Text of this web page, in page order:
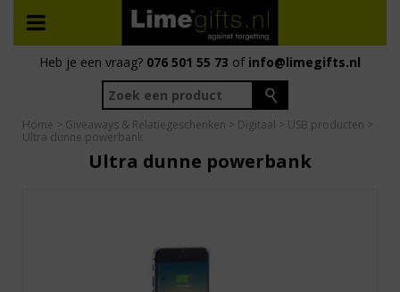
Heb je een vraag? 076 501 55 73 of info@limegifts.nl
Home > Giveaways & Relatiegeschenken > Digitaal > USB producten >
Ultra dunne powerbank
Ultra dunne powerbank